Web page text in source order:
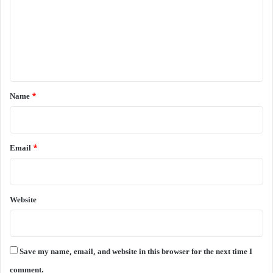
*
Name *
Email *
Website
Save my name, email, and website in this browser for the next time I
comment.